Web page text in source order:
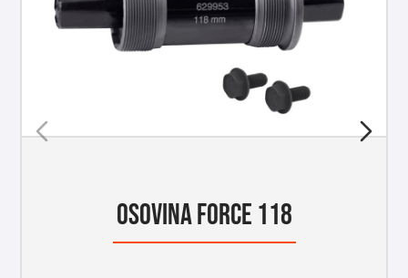
OSOVINA FORCE 118